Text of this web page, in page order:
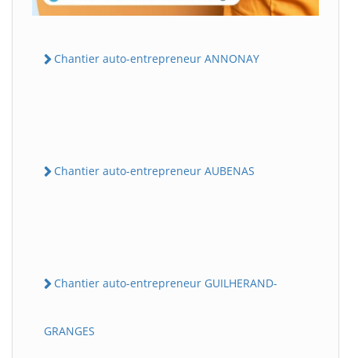
Chantier auto-entrepreneur ANNONAY
Chantier auto-entrepreneur AUBENAS
Chantier auto-entrepreneur GUILHERAND-
GRANGES